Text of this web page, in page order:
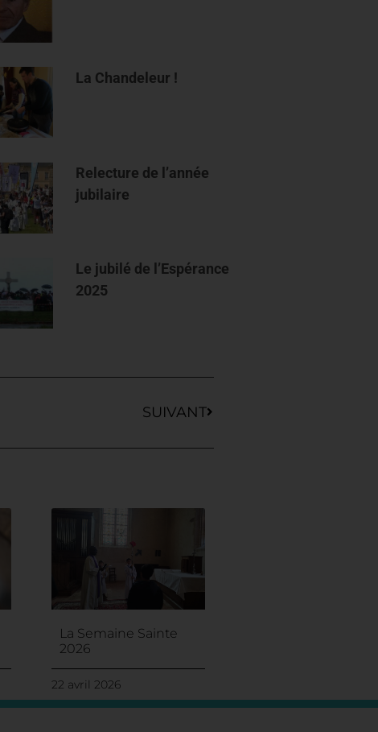
La Chandeleur !
Relecture de l’année
jubilaire
Le jubilé de l’Espérance
2025
SUIVANT
La Semaine Sainte
2026
22 avril 2026